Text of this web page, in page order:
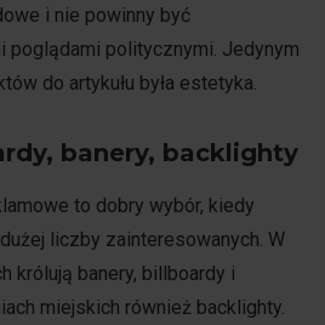
i nie powinny być
poglądami politycznymi. Jedynym
do artykułu była estetyka.
banery, backlighty
to dobry wybór, kiedy
liczby zainteresowanych. W
królują banery, billboardy i
miejskich również backlighty.